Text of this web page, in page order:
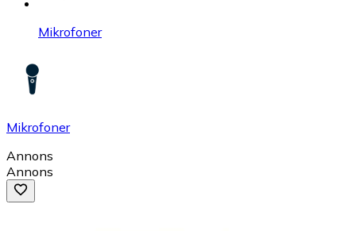
Mikrofoner
Mikrofoner
Annons
Annons